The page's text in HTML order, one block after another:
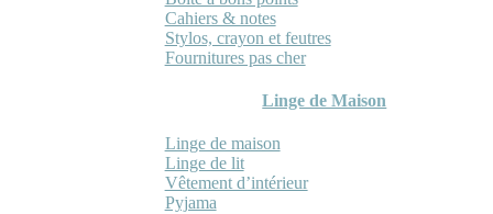
Cahiers & notes
Stylos, crayon et feutres
Fournitures pas cher
Linge de Maison
Linge de maison
Linge de lit
Vêtement d’intérieur
Pyjama